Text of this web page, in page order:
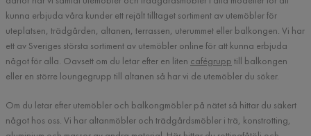
kunna erbjuda våra kunder ett rejält tilltaget sortiment av utemöbler för
uteplatsen, trädgården, altanen, terrassen, uterummet eller balkongen. Vi har
ett av Sveriges största sortiment av utemöbler online för att kunna erbjuda
något för alla. Oavsett om du letar efter en liten cafégrupp till balkongen
eller en större loungegrupp till altanen så har vi de utemöbler du söker.
Om du letar efter utemöbler och balkongmöbler på nätet så hittar du säkert
något hos oss. Vi har altanmöbler och trädgårdsmöbler i trä, konstrotting,